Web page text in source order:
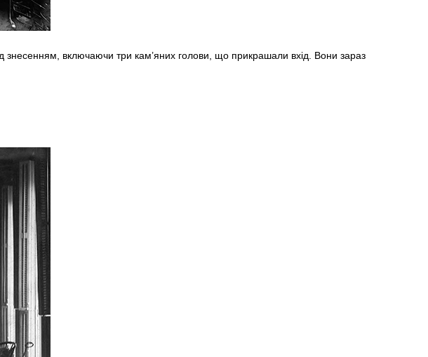
знесенням, включаючи три кам’яних голови, що прикрашали вхід. Вони зараз